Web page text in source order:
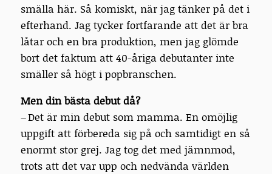
smälla här. Så komiskt, när jag tänker på det i
efterhand. Jag tycker fortfarande att det är bra
låtar och en bra produktion, men jag glömde
bort det faktum att 40-åriga debutanter inte
smäller så högt i popbranschen.
Men din bästa debut då?
– Det är min debut som mamma. En omöjlig
uppgift att förbereda sig på och samtidigt en så
enormt stor grej. Jag tog det med jämnmod,
trots att det var upp och nedvända världen